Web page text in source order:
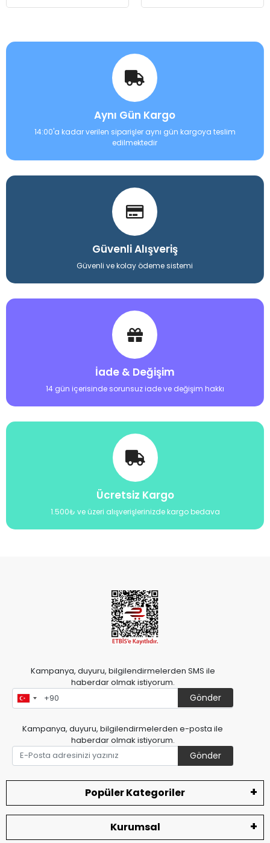
Aynı Gün Kargo
14:00'a kadar verilen siparişler aynı gün kargoya teslim
edilmektedir
Güvenli Alışveriş
Güvenli ve kolay ödeme sistemi
İade & Değişim
14 gün içerisinde sorunsuz iade ve değişim hakkı
Ücretsiz Kargo
1.500₺ ve üzeri alışverişlerinizde kargo bedava
Kampanya, duyuru, bilgilendirmelerden SMS ile
haberdar olmak istiyorum.
Gönder
Kampanya, duyuru, bilgilendirmelerden e-posta ile
haberdar olmak istiyorum.
Gönder
Popüler Kategoriler
Kurumsal